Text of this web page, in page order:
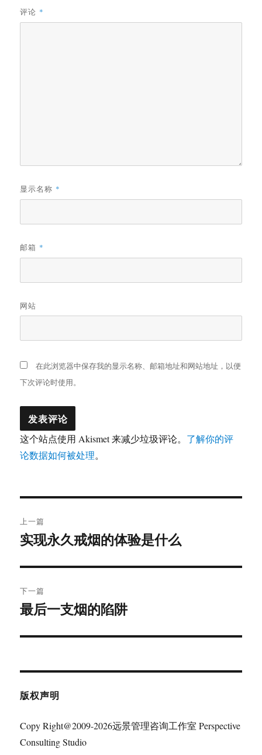
评论 *
显示名称 *
邮箱 *
网站
在此浏览器中保存我的显示名称、邮箱地址和网站地址，以便
下次评论时使用。
这个站点使用 Akismet 来减少垃圾评论。 了解你的评
论数据如何被处理。
章
航
上一篇
上
文
章：
实现永久戒烟的体验是什么
下一篇
下
文
最后一支烟的陷阱
版权声明
Copy Right@2009-2026远景管理咨询工作室 Perspective
Consulting Studio